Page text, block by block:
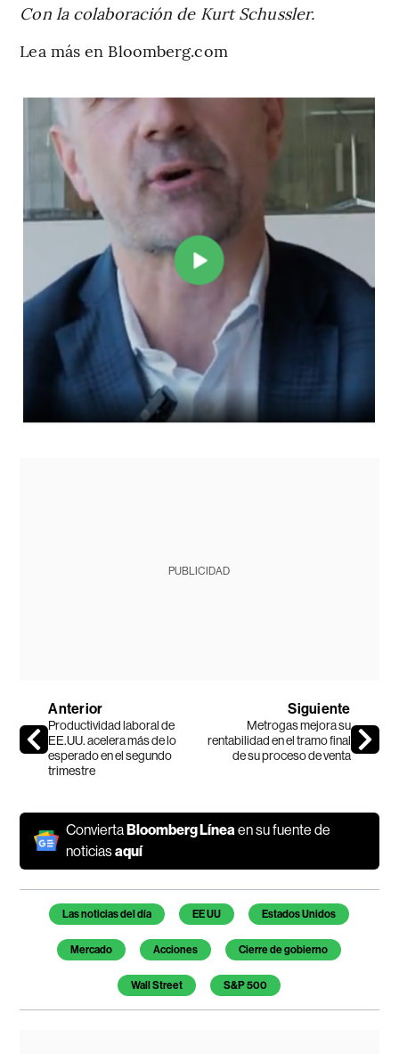
Con la colaboración de Kurt Schussler.
Lea más en Bloomberg.com
PUBLICIDAD
Anterior
Productividad laboral de
EE.UU. acelera más de lo
esperado en el segundo
trimestre
Siguiente
Metrogas mejora su
rentabilidad en el tramo final
de su proceso de venta
ConviertaBloomberg Línea en su fuente de
noticiasaquí
Temas de este artículo
Las noticias del día EE UU Estados Unidos
Mercado Acciones Cierre de gobierno
Wall Street S&P 500